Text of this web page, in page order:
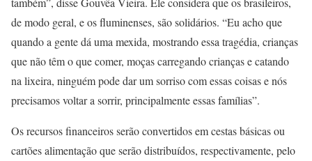
de modo geral, e os fluminenses, são solidários. “Eu acho que
quando a gente dá uma mexida, mostrando essa tragédia, crianças
que não têm o que comer, moças carregando crianças e catando
na lixeira, ninguém pode dar um sorriso com essas coisas e nós
precisamos voltar a sorrir, principalmente essas famílias”.
Os recursos financeiros serão convertidos em cestas básicas ou
cartões alimentação que serão distribuídos, respectivamente, pelo